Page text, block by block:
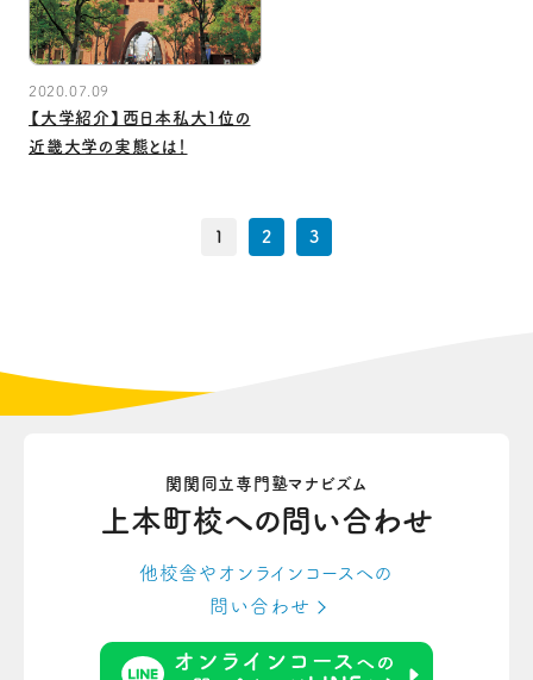
2020.07.09
【大学紹介】西日本私大1位の
近畿大学の実態とは！
1 2 3
関関同立専門塾マナビズム
上本町校への問い合わせ
他校舎やオンラインコースへの
問い合わせ